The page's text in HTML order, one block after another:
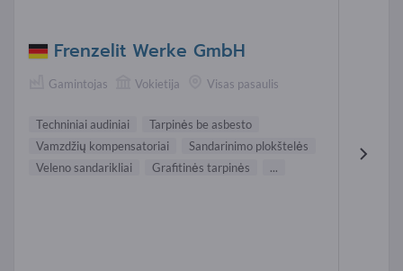
Frenzelit Werke GmbH
Gamintojas Vokietija Visas pasaulis
Techniniai audiniai
Tarpinės be asbesto
Vamzdžių kompensatoriai
Sandarinimo plokštelės
Veleno sandarikliai
Grafitinės tarpinės ...